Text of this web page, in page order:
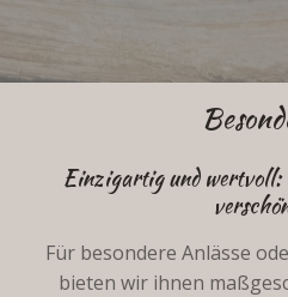
Einzigartig und wertvoll:
Für besondere Anlässe
bieten wir ihnen